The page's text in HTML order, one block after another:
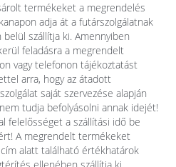
termékeket a megrendelés
adja át a futárszolgálatnak
szállítja ki. Amennyiben
feladásra a megrendelt
vagy telefonon tájékoztatást
arra, hogy az átadott
saját szervezése alapján
tudja befolyásolni annak idejét!
felelősséget a szállítási idő be
A megrendelt termékeket
alatt található értékhatárok